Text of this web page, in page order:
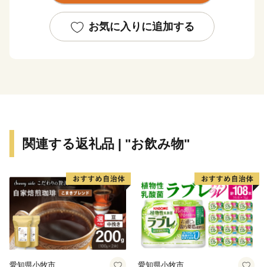
あふれるまちです。お気に入りに追加する
関連する返礼品 | "お飲み物"
愛知県小牧市 愛知県小牧市